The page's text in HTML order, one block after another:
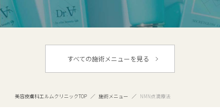
すべての施術メニューを見る
美容皮膚科エルムクリニックTOP ／ 施術メニュー ／ NMN点滴療法